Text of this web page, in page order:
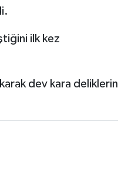
ilk kez
dev kara deliklerin